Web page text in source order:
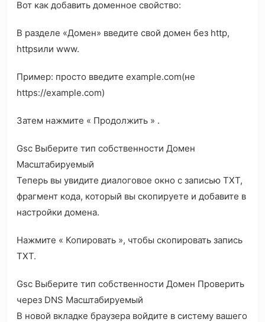
Вот как добавить доменное свойство:
В разделе «Домен» введите свой домен без http,
httpsили www.
Пример: просто введите example.com(не
https://example.com)
Затем нажмите « Продолжить » .
Gsc Выберите тип собственности Домен
Масштабируемый
Теперь вы увидите диалоговое окно с записью TXT,
фрагмент кода, который вы скопируете и добавите в
настройки домена.
Нажмите « Копировать », чтобы скопировать запись
TXT.
Gsc Выберите тип собственности Домен Проверить
через DNS Масштабируемый
В новой вкладке браузера войдите в систему вашего